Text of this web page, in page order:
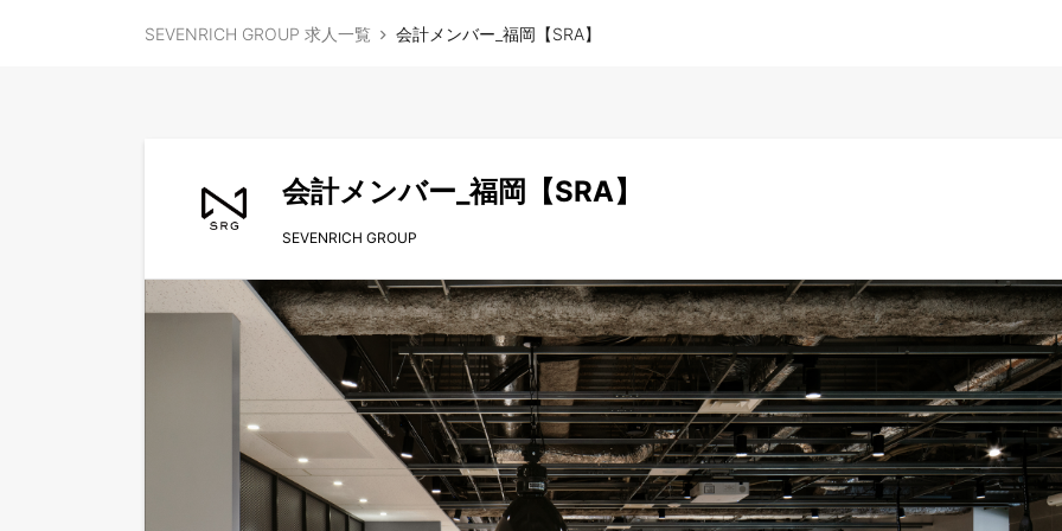
SEVENRICH GROUP 求人一覧 会計メンバー_福岡【SRA】
会計メンバー_福岡【SRA】
SEVENRICH GROUP